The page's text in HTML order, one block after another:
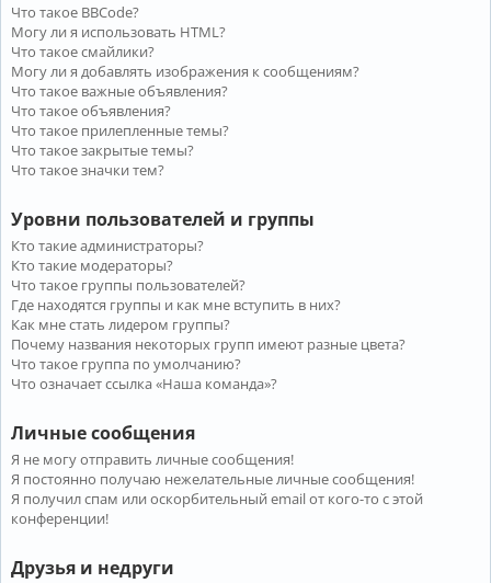
Что такое BBCode?
Могу ли я использовать HTML?
Что такое смайлики?
Могу ли я добавлять изображения к сообщениям?
Что такое важные объявления?
Что такое объявления?
Что такое прилепленные темы?
Что такое закрытые темы?
Что такое значки тем?
Уровни пользователей и группы
Кто такие администраторы?
Кто такие модераторы?
Что такое группы пользователей?
Где находятся группы и как мне вступить в них?
Как мне стать лидером группы?
Почему названия некоторых групп имеют разные цвета?
Что такое группа по умолчанию?
Что означает ссылка «Наша команда»?
Личные сообщения
Я не могу отправить личные сообщения!
Я постоянно получаю нежелательные личные сообщения!
Я получил спам или оскорбительный email от кого-то с этой
конференции!
Друзья и недруги